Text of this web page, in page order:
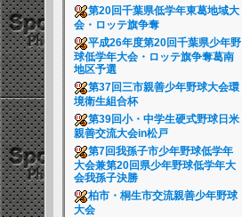
第20回千葉県低学年東葛地域大
会・ロッテ旗争奪
平成26年度第20回千葉県少年野
球低学年大会・ロッテ旗争奪葛南
地区予選
第37回三市親善少年野球大会環
境衛生組合杯
第39回小・中学生硬式野球日米
親善交流大会in松戸
第7回我孫子市少年野球低学年
大会兼第20回県少年野球低学年大
会我孫子決勝
柏市・桐生市交流親善少年野球
大会